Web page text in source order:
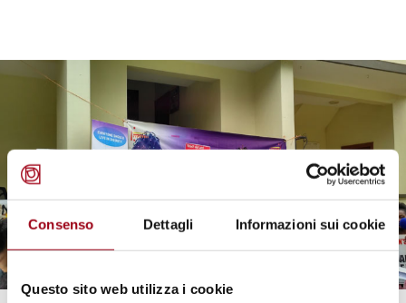
Consenso Dettagli Informazioni sui cookie
Questo sito web utilizza i cookie